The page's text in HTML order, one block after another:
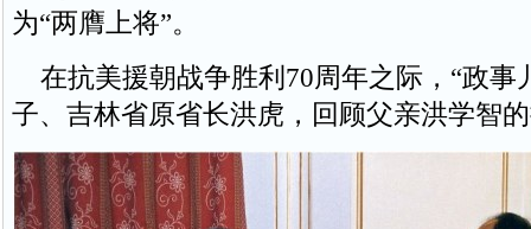
为“两膺上将”。
在抗美援朝战争胜利70周年之际，“政事
子、吉林省原省长洪虎，回顾父亲洪学智